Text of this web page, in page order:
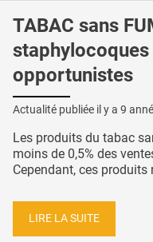
TABAC sans
opportunistes
Actualité publiée il y a 9
Les produits du tabac
moins de 0,5% des
Cependant, ces
LIRE LA SUITE